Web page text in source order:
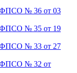
ФПСО № 36 от 03
ФПСО № 35 от 19
ФПСО № 33 от 27
ФПСО № 32 от